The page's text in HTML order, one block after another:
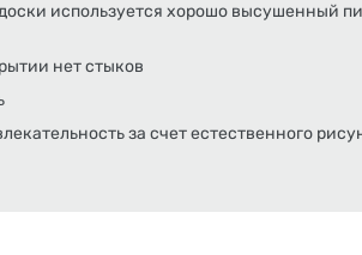
используется хорошо высушенный
нет стыков
за счет естественного